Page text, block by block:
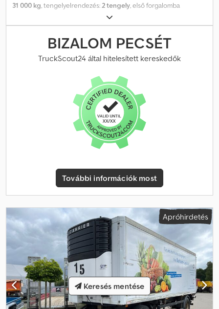
31 000 kg, tengelyelrendezés:2 tengely, első forgalomba
, következő vizsga (TÜV):
13 500 mm, rakodótér szélesség:2 460 mm, raktérmagasság:
, teljes szélesség:2 600 mm, teljes magasság:
Felszereltség:ABS, Hűtés: Frigoblock HK25SL, elektromos –
generátor Kormányozható tengely 2 tonnás rakodófelület jó
BIZALOM PECSÉT
TruckScout24 által hitelesített kereskedők
További információk most
Apróhirdetés
Keresés mentése